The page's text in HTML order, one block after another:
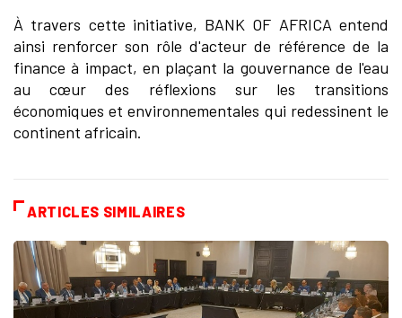
À travers cette initiative, BANK OF AFRICA entend
ainsi renforcer son rôle d'acteur de référence de la
finance à impact, en plaçant la gouvernance de l'eau
au cœur des réflexions sur les transitions
économiques et environnementales qui redessinent le
continent africain.
ARTICLES SIMILAIRES